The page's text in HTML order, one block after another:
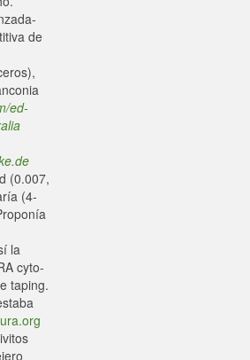
de
ed-
(0.007,
(4-
la
cyto-
taping.